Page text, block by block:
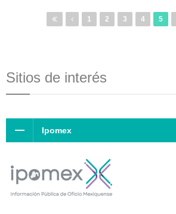
1 2 3 4 5
Sitios de interés
Ipomex